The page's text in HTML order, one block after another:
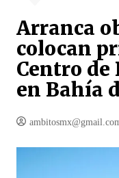
Arranca
colocan
Centro
en Bahía